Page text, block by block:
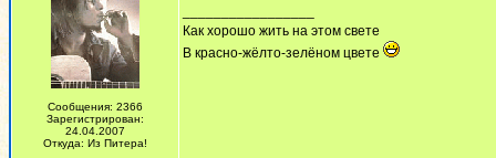
Сообщения: 2366
Зарегистрирован:
24.04.2007
Откуда: Из Питера!
Как хорошо жить на этом свете
В красно-жёлто-зелёном цвете